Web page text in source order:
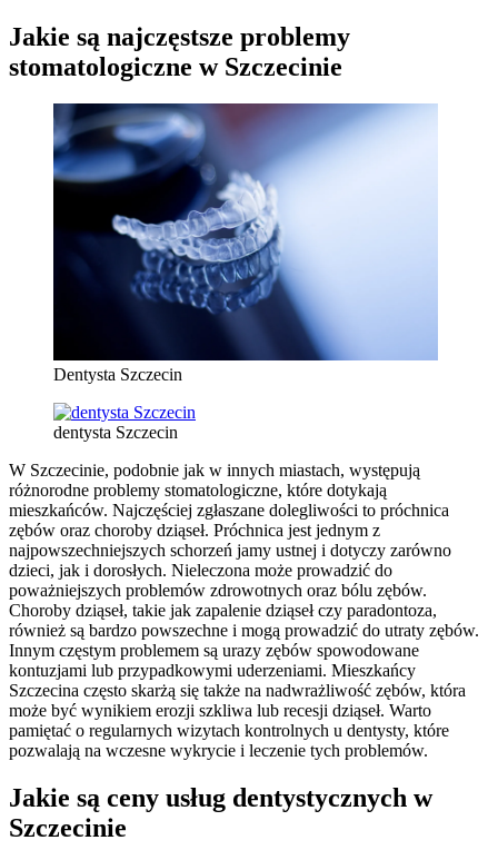
Jakie są najczęstsze problemy
stomatologiczne w Szczecinie
Dentysta Szczecin
dentysta Szczecin
W Szczecinie, podobnie jak w innych miastach, występują
różnorodne problemy stomatologiczne, które dotykają
mieszkańców. Najczęściej zgłaszane dolegliwości to próchnica
zębów oraz choroby dziąseł. Próchnica jest jednym z
najpowszechniejszych schorzeń jamy ustnej i dotyczy zarówno
dzieci, jak i dorosłych. Nieleczona może prowadzić do
poważniejszych problemów zdrowotnych oraz bólu zębów.
Choroby dziąseł, takie jak zapalenie dziąseł czy paradontoza,
również są bardzo powszechne i mogą prowadzić do utraty zębów.
Innym częstym problemem są urazy zębów spowodowane
kontuzjami lub przypadkowymi uderzeniami. Mieszkańcy
Szczecina często skarżą się także na nadwrażliwość zębów, która
może być wynikiem erozji szkliwa lub recesji dziąseł. Warto
pamiętać o regularnych wizytach kontrolnych u dentysty, które
pozwalają na wczesne wykrycie i leczenie tych problemów.
Jakie są ceny usług dentystycznych w
Szczecinie